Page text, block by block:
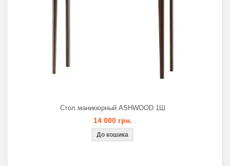
Стол маникюрный ASHWOOD 1Ш
14 000 грн.